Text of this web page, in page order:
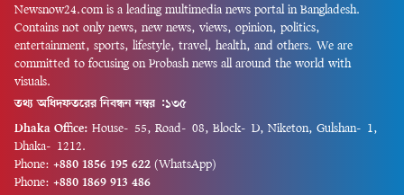
Newsnow24.com is a leading multimedia news portal in Bangladesh.
Contains not only news, new news, views, opinion, politics,
entertainment, sports, lifestyle, travel, health, and others. We are
committed to focusing on Probash news all around the world with
visuals.
তথ্য অধিদফতরের নিবন্ধন নম্বর :১৩৫
Dhaka Office: House-55, Road-08, Block-D, Niketon, Gulshan-1,
Dhaka-1212.
Phone: +880 1856 195 622 (WhatsApp)
Phone: +880 1869 913 486